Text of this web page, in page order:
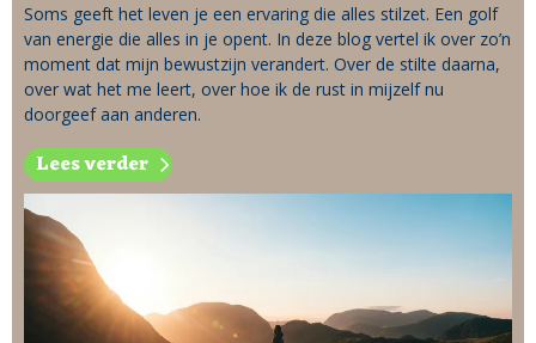
Soms geeft het leven je een ervaring die alles stilzet. Een golf
van energie die alles in je opent. In deze blog vertel ik over zo’n
moment dat mijn bewustzijn verandert. Over de stilte daarna,
over wat het me leert, over hoe ik de rust in mijzelf nu
doorgeef aan anderen.
Lees verder